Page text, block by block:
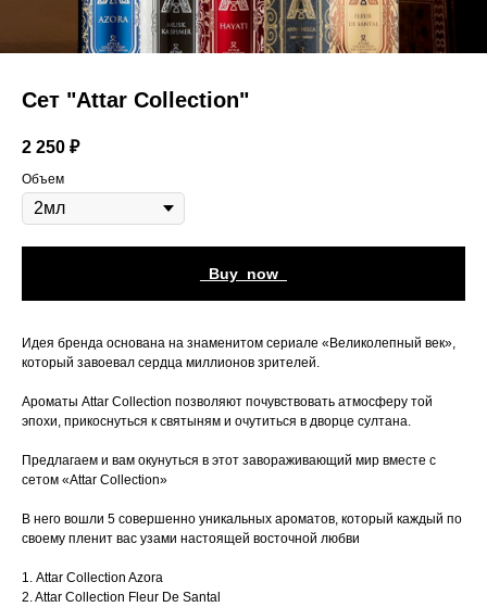
Сет "Attar Collection"
2 250 ₽
Объем
_Buy_now_
Идея бренда основана на знаменитом сериале «Великолепный век»,
который завоевал сердца миллионов зрителей.
Ароматы Attar Collection позволяют почувствовать атмосферу той
эпохи, прикоснуться к святыням и очутиться в дворце султана.
Предлагаем и вам окунуться в этот завораживающий мир вместе с
сетом «Attar Collection»
В него вошли 5 совершенно уникальных ароматов, который каждый по
своему пленит вас узами настоящей восточной любви
1. Attar Collection Azora
2. Attar Collection Fleur De Santal